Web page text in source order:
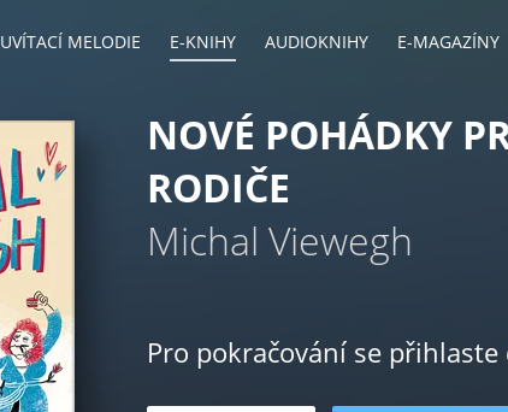
UVÍTACÍ MELODIE E-KNIHY AUDIOKNIHY E-MAGAZÍNY
NOVÉ POHÁDKY
RODIČE
Michal Viewegh
Pro pokračování se